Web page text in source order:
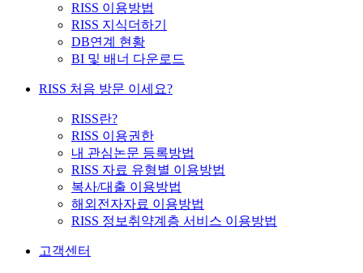
RISS 이용방법
RISS 지식더하기
DB연계 현황
BI 및 배너 다운로드
RISS 처음 방문 이세요?
RISS란?
RISS 이용권한
내 관심논문 등록방법
RISS 자료 유형별 이용방법
복사/대출 이용방법
해외전자자료 이용방법
RISS 정보취약계층 서비스 이용방법
고객센터